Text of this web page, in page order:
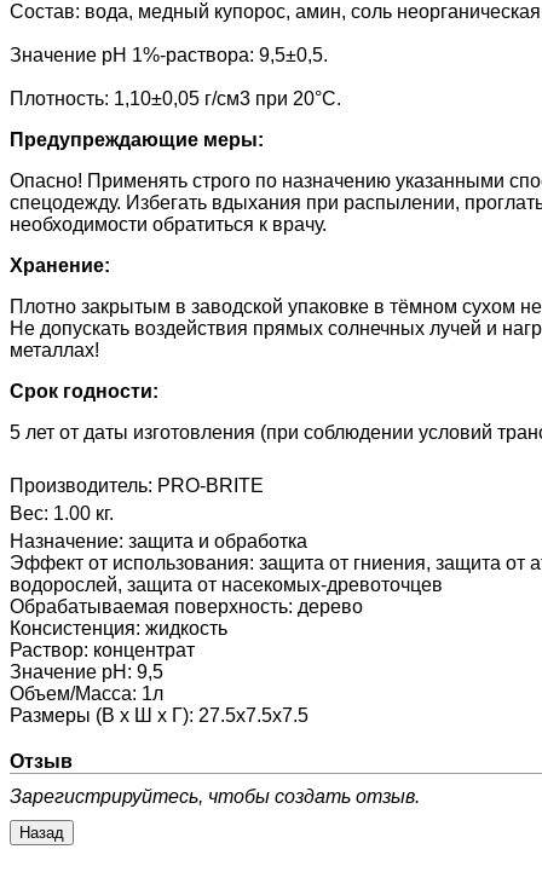
Состав: вода, медный купорос, амин, соль
Значение pH 1%-раствора: 9,5±0,5.
Плотность: 1,10±0,05 г/см3 при 20°С.
Предупреждающие меры:
Опасно! Применять строго по назначению указанными
спецодежду. Избегать вдыхания при распылении,
необходимости обратиться к врачу.
Хранение:
Плотно закрытым в заводской упаковке в тёмном сухом
Не допускать воздействия прямых солнечных лучей и
металлах!
Срок годности:
5 лет от даты изготовления (при соблюдении условий
Производитель: PRO-BRITE
Вес: 1.00 кг.
Назначение: защита и обработка
Эффект от использования: защита от гниения, защита от
водорослей, защита от насекомых-древоточцев
Обрабатываемая поверхность: дерево
Консистенция: жидкость
Раствор: концентрат
Значение pH : 9,5
Объем/Масса: 1л
Размеры (В х Ш х Г): 27.5х7.5х7.5
Отзыв
Зарегистрируйтесь, чтобы создать отзыв.